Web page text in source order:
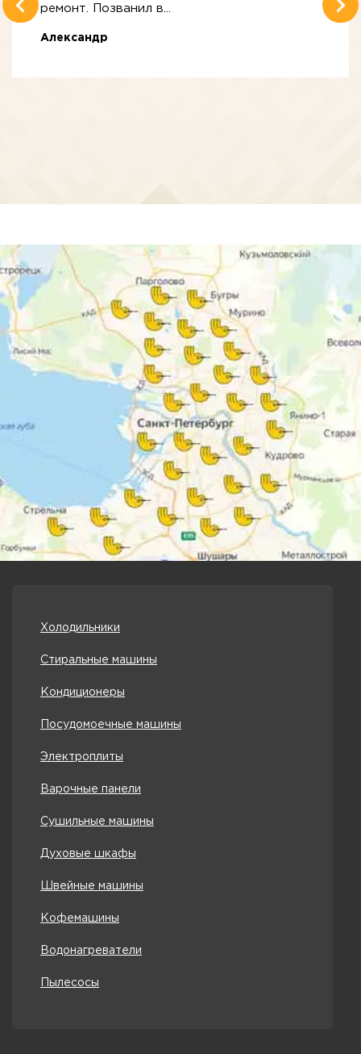
ремонт. Позванил в...
Александр
Холодильники
Стиральные машины
Кондиционеры
Посудомоечные машины
Электроплиты
Варочные панели
Сушильные машины
Духовые шкафы
Швейные машины
Кофемашины
Водонагреватели
Пылесосы